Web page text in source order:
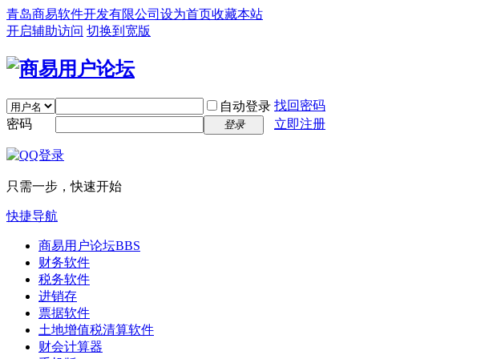
青岛商易软件开发有限公司 设为首页收藏本站
开启辅助访问 切换到宽版
自动登录 找回密码
密码
登录 立即注册
只需一步，快速开始
快捷导航
商易用户论坛BBS
财务软件
税务软件
进销存
票据软件
土地增值税清算软件
财会计算器